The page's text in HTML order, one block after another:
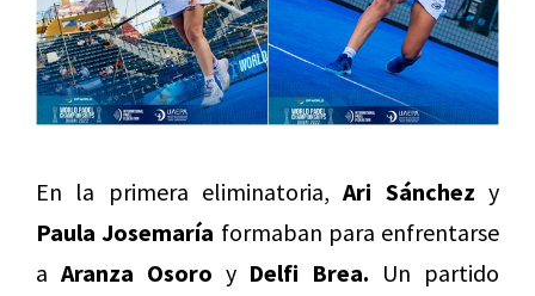
En la primera eliminatoria,Ari Sánchez y
Paula Josemaría formaban para enfrentarse
a Aranza Osoro y Delfi Brea. Un partido